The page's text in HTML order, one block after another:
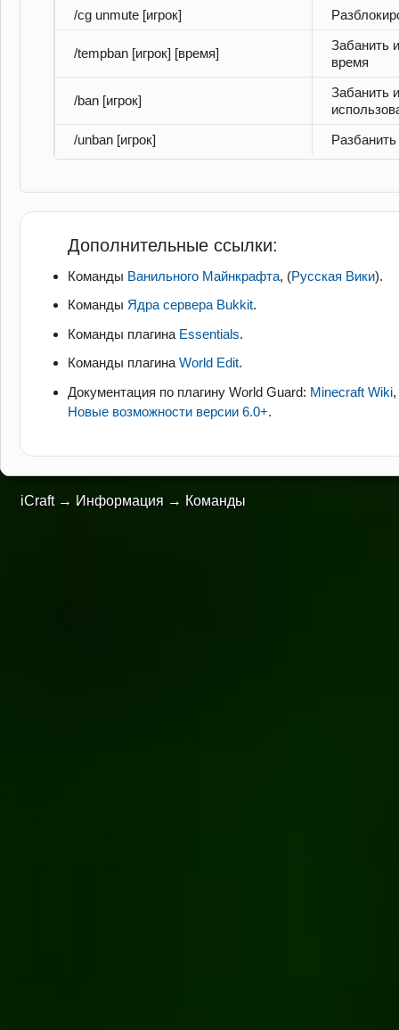
/cg unmute [игрок]
/tempban [игрок] [время]
Забанить
время
/ban [игрок]
Забанить
/unban [игрок]
Разбанить
Дополнительные ссылки:
Команды Ванильного Майнкрафта, (Русская Вики).
Команды Ядра сервера Bukkit.
Команды плагина Essentials.
Команды плагина World Edit.
Документация по плагину World Guard: Minecraft Wiki,
Новые возможности версии 6.0+.
iCraft → Информация → Команды